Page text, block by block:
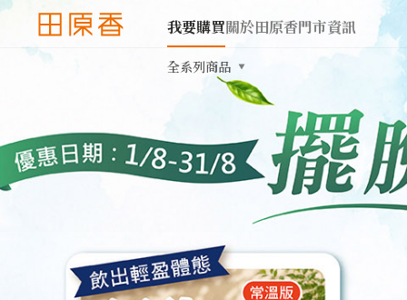
我要購買關於田原香門市資訊
全系列商品